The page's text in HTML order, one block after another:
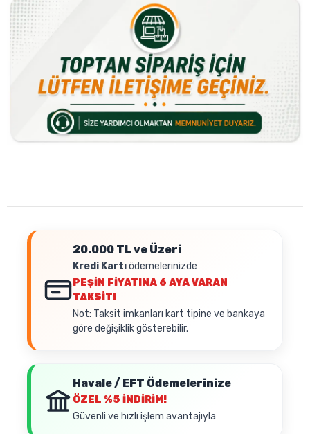
20.000 TL ve Üzeri
Kredi Kartıödemelerinizde
PEŞİN FİYATINA 6 AYA VARAN
TAKSİT!
Not: Taksit imkanları kart tipine ve bankaya
göre değişiklik gösterebilir.
Havale / EFT Ödemelerinize
ÖZEL %5 İNDİRİM!
Güvenli ve hızlı işlem avantajıyla